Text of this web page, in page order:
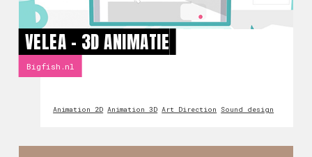
VELEA - 3D ANIMATIE
Bigfish.nl
Animation 2D Animation 3D Art Direction Sound design